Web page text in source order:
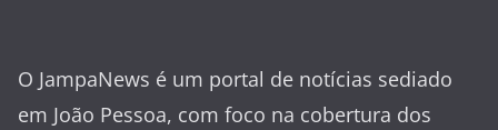
O JampaNews é um portal de notícias sediado
em João Pessoa, com foco na cobertura dos